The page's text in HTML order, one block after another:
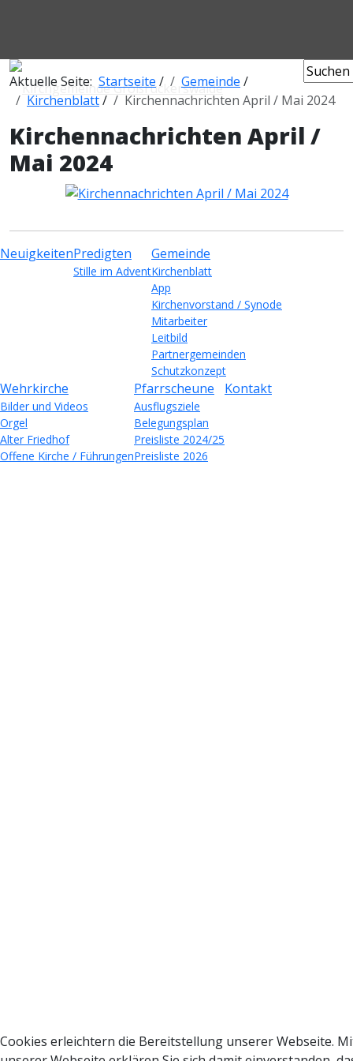
Aktuelle Seite: Startseite / Gemeinde /
Kirchenblatt/ Kirchennachrichten April / Mai 2024
Kirchennachrichten April /
Mai 2024
NeuigkeitenPredigten
Stille im Advent
Gemeinde
Kirchenblatt
App
Kirchenvorstand / Synode
Mitarbeiter
Leitbild
Partnergemeinden
Schutzkonzept
Wehrkirche
Bilder und Videos
Orgel
Alter Friedhof
Offene Kirche / Führungen
Pfarrscheune
Ausflugsziele
Belegungsplan
Preisliste 2024/25
Preisliste 2026
Kontakt
Cookies erleichtern die Bereitstellung unserer Webseite.